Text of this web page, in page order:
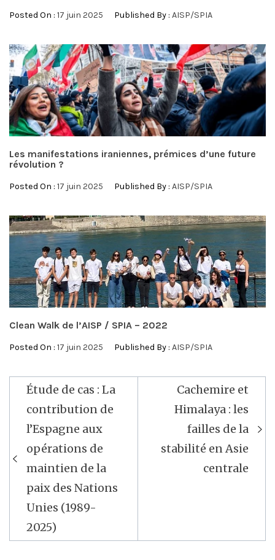
Posted On : 17 juin 2025 Published By : AISP/SPIA
Les manifestations iraniennes, prémices d’une future
révolution ?
Posted On : 17 juin 2025 Published By : AISP/SPIA
Clean Walk de l’AISP / SPIA – 2022
Posted On : 17 juin 2025 Published By : AISP/SPIA
Navigation
de
l’article
Étude de cas : La
contribution de
l’Espagne aux
opérations de
maintien de la
paix des Nations
Unies (1989-
2025)
Cachemire et
Himalaya : les
failles de la
stabilité en Asie
centrale